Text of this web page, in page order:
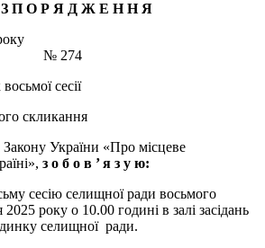
П О Р Я Д Ж Е ННЯ
2025 року
№ 274
сесії
скликання
Закону України «Про місцеве
з о б о в ’я з у ю:
сесію селищної ради восьмого
року о 10.00 годині в залі засідань
селищної ради.